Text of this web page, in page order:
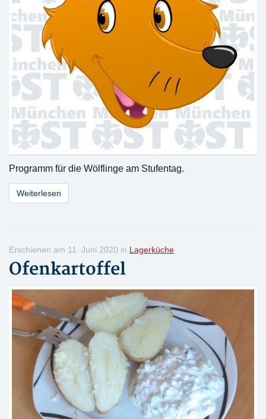
Programm für die Wölflinge am Stufentag.
Weiterlesen
Erschienen am 11. Juni 2020 in Lagerküche
Ofenkartoffel